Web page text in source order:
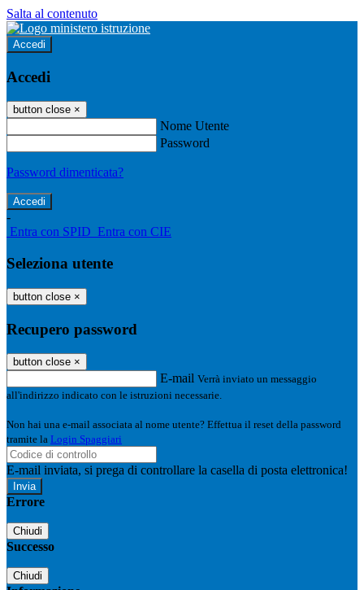
Salta al contenuto
Accedi
Accedi
button close ×
Nome Utente
Password
Password dimenticata?
-
Entra con SPID Entra con CIE
Seleziona utente
button close ×
Recupero password
button close ×
E-mail Verrà inviato un messaggio
all'indirizzo indicato con le istruzioni necessarie.
Non hai una e-mail associata al nome utente? Effettua il reset della password
tramite la Login Spaggiari
E-mail inviata, si prega di controllare la casella di posta elettronica!
Errore
Chiudi
Successo
Chiudi